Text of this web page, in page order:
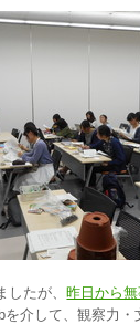
したが、昨日から
を介して、観察力